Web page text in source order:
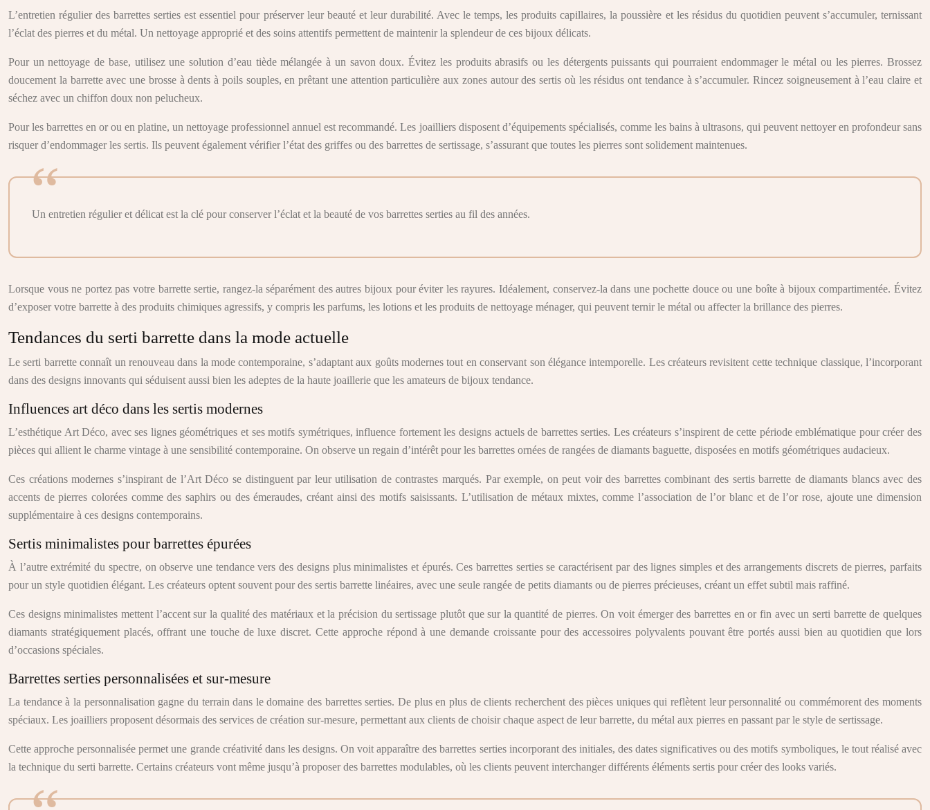
L’entretien régulier des barrettes serties est essentiel pour préserver leur beauté et leur durabilité. Avec le temps, les produits capillaires, la poussière et les résidus du quotidien peuvent s’accumuler, ternissant
l’éclat des pierres et du métal. Un nettoyage approprié et des soins attentifs permettent de maintenir la splendeur de ces bijoux délicats.
Pour un nettoyage de base, utilisez une solution d’eau tiède mélangée à un savon doux. Évitez les produits abrasifs ou les détergents puissants qui pourraient endommager le métal ou les pierres. Brossez
doucement la barrette avec une brosse à dents à poils souples, en prêtant une attention particulière aux zones autour des sertis où les résidus ont tendance à s’accumuler. Rincez soigneusement à l’eau claire et
séchez avec un chiffon doux non pelucheux.
Pour les barrettes en or ou en platine, un nettoyage professionnel annuel est recommandé. Les joailliers disposent d’équipements spécialisés, comme les bains à ultrasons, qui peuvent nettoyer en profondeur sans
risquer d’endommager les sertis. Ils peuvent également vérifier l’état des griffes ou des barrettes de sertissage, s’assurant que toutes les pierres sont solidement maintenues.
Un entretien régulier et délicat est la clé pour conserver l’éclat et la beauté de vos barrettes serties au fil des années.
Lorsque vous ne portez pas votre barrette sertie, rangez-la séparément des autres bijoux pour éviter les rayures. Idéalement, conservez-la dans une pochette douce ou une boîte à bijoux compartimentée. Évitez
d’exposer votre barrette à des produits chimiques agressifs, y compris les parfums, les lotions et les produits de nettoyage ménager, qui peuvent ternir le métal ou affecter la brillance des pierres.
Tendances du serti barrette dans la mode actuelle
Le serti barrette connaît un renouveau dans la mode contemporaine, s’adaptant aux goûts modernes tout en conservant son élégance intemporelle. Les créateurs revisitent cette technique classique, l’incorporant
dans des designs innovants qui séduisent aussi bien les adeptes de la haute joaillerie que les amateurs de bijoux tendance.
Influences art déco dans les sertis modernes
L’esthétique Art Déco, avec ses lignes géométriques et ses motifs symétriques, influence fortement les designs actuels de barrettes serties. Les créateurs s’inspirent de cette période emblématique pour créer des
pièces qui allient le charme vintage à une sensibilité contemporaine. On observe un regain d’intérêt pour les barrettes ornées de rangées de diamants baguette, disposées en motifs géométriques audacieux.
Ces créations modernes s’inspirant de l’Art Déco se distinguent par leur utilisation de contrastes marqués. Par exemple, on peut voir des barrettes combinant des sertis barrette de diamants blancs avec des
accents de pierres colorées comme des saphirs ou des émeraudes, créant ainsi des motifs saisissants. L’utilisation de métaux mixtes, comme l’association de l’or blanc et de l’or rose, ajoute une dimension
supplémentaire à ces designs contemporains.
Sertis minimalistes pour barrettes épurées
À l’autre extrémité du spectre, on observe une tendance vers des designs plus minimalistes et épurés. Ces barrettes serties se caractérisent par des lignes simples et des arrangements discrets de pierres, parfaits
pour un style quotidien élégant. Les créateurs optent souvent pour des sertis barrette linéaires, avec une seule rangée de petits diamants ou de pierres précieuses, créant un effet subtil mais raffiné.
Ces designs minimalistes mettent l’accent sur la qualité des matériaux et la précision du sertissage plutôt que sur la quantité de pierres. On voit émerger des barrettes en or fin avec un serti barrette de quelques
diamants stratégiquement placés, offrant une touche de luxe discret. Cette approche répond à une demande croissante pour des accessoires polyvalents pouvant être portés aussi bien au quotidien que lors
d’occasions spéciales.
Barrettes serties personnalisées et sur-mesure
La tendance à la personnalisation gagne du terrain dans le domaine des barrettes serties. De plus en plus de clients recherchent des pièces uniques qui reflètent leur personnalité ou commémorent des moments
spéciaux. Les joailliers proposent désormais des services de création sur-mesure, permettant aux clients de choisir chaque aspect de leur barrette, du métal aux pierres en passant par le style de sertissage.
Cette approche personnalisée permet une grande créativité dans les designs. On voit apparaître des barrettes serties incorporant des initiales, des dates significatives ou des motifs symboliques, le tout réalisé avec
la technique du serti barrette. Certains créateurs vont même jusqu’à proposer des barrettes modulables, où les clients peuvent interchanger différents éléments sertis pour créer des looks variés.